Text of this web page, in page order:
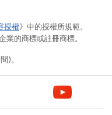
授權》中的授權所規範。
的商標或註冊商標。
)。